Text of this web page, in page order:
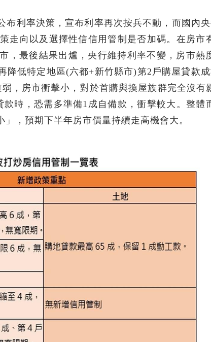
布利率決策，宣布利率再次按兵不動，而國內
走向以及選擇性信信用管制是否加碼。在房市
，最後結果出爐，央行維持利率不變，房市熱
降低特定地區(六都+新竹縣市)第2戶購屋貸款
，房市衝擊小，對於首購與換屋族群完全沒有
時，恐需多準備1成自備款，衝擊較大。整體
，預期下半年房市價量持續走高機會大。